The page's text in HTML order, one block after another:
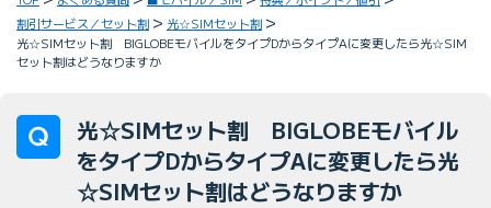
割引サービス／セット割
光☆SIMセット割
光☆SIMセット割 BIGLOBEモバイルをタイプDからタイプAに変更したら光☆SIM
セット割はどうなりますか
光☆SIMセット割 BIGLOBEモバイル
をタイプDからタイプAに変更したら光
☆SIMセット割はどうなりますか